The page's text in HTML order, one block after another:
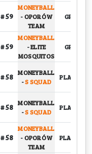
# 59
MONEYBALL
-OPORÓW
TEAM
# 59
MONEYBALL
-ELITE
MOSQUITOS
# 58 MONEYBALL
-S SQUAD
PLAY-OFF,
# 58 MONEYBALL
-S SQUAD
PLAY-OFF,
# 58
MONEYBALL
-OPORÓW
TEAM
PLAY-OFF,